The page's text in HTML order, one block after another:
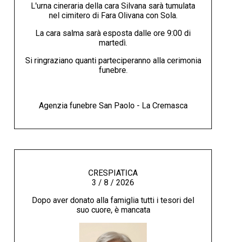
L'urna cineraria della cara Silvana sarà tumulata
nel cimitero di Fara Olivana con Sola.
La cara salma sarà esposta dalle ore 9:00 di
martedì.
Si ringraziano quanti parteciperanno alla cerimonia
funebre.
Agenzia funebre San Paolo - La Cremasca
CRESPIATICA
3 / 8 / 2026
Dopo aver donato alla famiglia tutti i tesori del
suo cuore, è mancata